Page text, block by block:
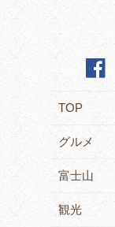
TOP
グルメ
富士山
観光